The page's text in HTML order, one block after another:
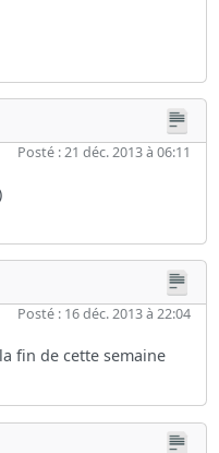
Posté : 21 déc. 2013 à 06:11
Posté : 16 déc. 2013 à 22:04
fin de cette semaine